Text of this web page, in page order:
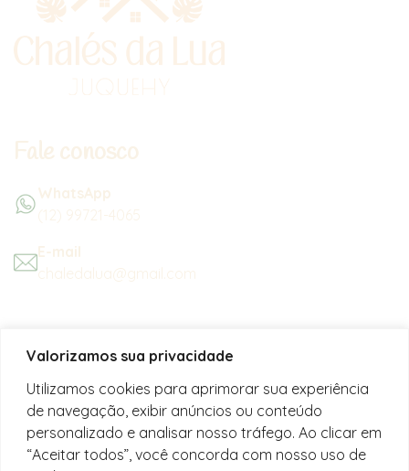
Valorizamos sua privacidade
Utilizamos cookies para aprimorar sua experiência
de navegação, exibir anúncios ou conteúdo
personalizado e analisar nosso tráfego. Ao clicar em
“Aceitar todos”, você concorda com nosso uso de
Fale conosco
WhatsApp
(12) 99721-4065
E-mail
chaledalua@gmail.com
na bela praia de Juquehy.
Instagram
@chalesdaluajuquehy